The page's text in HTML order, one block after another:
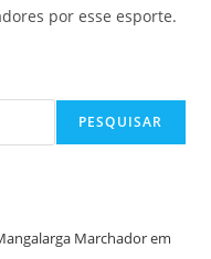
por esse esporte.
PESQUISAR
Marchador em